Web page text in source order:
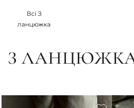
Всі З
ланцюжка
З